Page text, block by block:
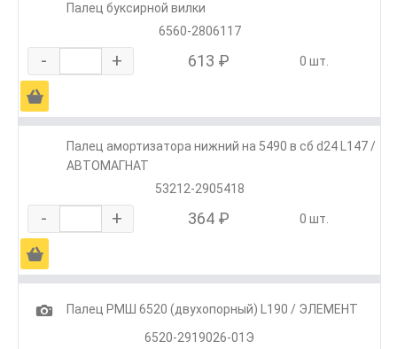
Палец буксирной вилки
6560-2806117
- + 613 ₽ 0 шт.
Ä
Палец амортизатора нижний на 5490 в сб d24 L147 /
АВТОМАГНАТ
53212-2905418
- + 364 ₽ 0 шт.
Ä
1
Палец РМШ 6520 (двухопорный) L190 / ЭЛЕМЕНТ
6520-2919026-01Э